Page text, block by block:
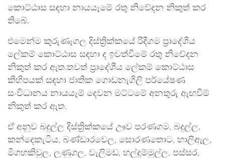
කොට්ඨාස සඳහා නායයෑමේ රතු නිවේදන නිකුත් කර
තිබේ.
එමෙන්ම කුරුණෑගල දිස්ත්‍රික්කයේ රිදීගම ප්‍රාදේශීය
ලේකම් කොට්ඨාස සඳහා ද ඉවත්වීමේ රතු නිවේදන
නිකුත් කර ඇත.තවත් ප්‍රාදේශීය ලේකම් කොට්ඨාස
කිහිපයක් සඳහා ජාතික ගොඩනැගිලි පර්යේෂණ
සංවිධානය නායයෑම් දෙවන මට්ටමේ අනතුරු ඇඟවීම්
නිකුත් කර ඇත.
ඒ අනුව බදුල්ල දිස්ත්‍රික්කයේ ඌව පරණගම, බදුල්ල,
කන්දෙකැටිය, බණ්ඩාරවෙල, සොරණතොට, හාලිඇල,
මීගහකිවුල, ලුණුගල, වැලිමඩ, හල්දුම්මුල්ල, පස්සර,